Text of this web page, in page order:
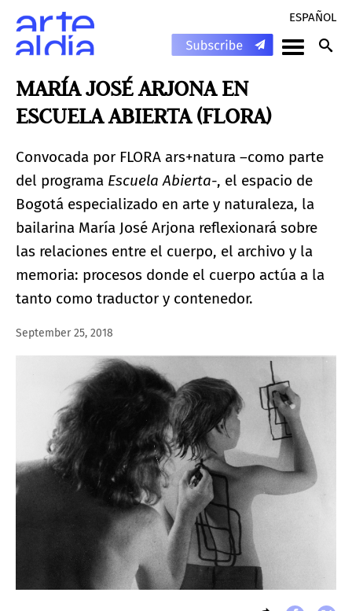
ESPAÑOL
MARÍA JOSÉ ARJONA EN
ESCUELA ABIERTA (FLORA)
Convocada por FLORA ars+natura –como parte
del programa Escuela Abierta-, el espacio de
Bogotá especializado en arte y naturaleza, la
bailarina María José Arjona reflexionará sobre
las relaciones entre el cuerpo, el archivo y la
memoria: procesos donde el cuerpo actúa a la
tanto como traductor y contenedor.
September 25, 2018